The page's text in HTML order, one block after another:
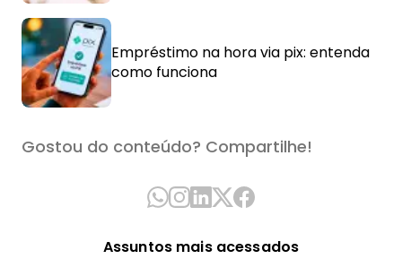
Empréstimo na hora via pix: entenda
como funciona
Gostou do conteúdo? Compartilhe!
Assuntos mais acessados